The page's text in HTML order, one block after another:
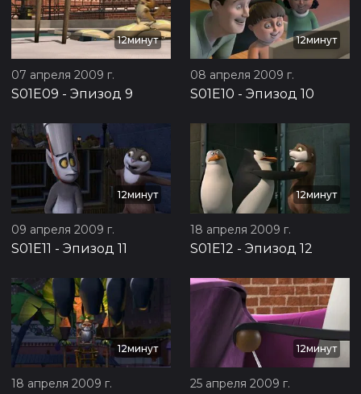
12минут
07 апреля 2009 г.
S01E09 - Эпизод 9
12минут
08 апреля 2009 г.
S01E10 - Эпизод 10
12минут
09 апреля 2009 г.
S01E11 - Эпизод 11
12минут
18 апреля 2009 г.
S01E12 - Эпизод 12
12минут
18 апреля 2009 г.
12минут
25 апреля 2009 г.